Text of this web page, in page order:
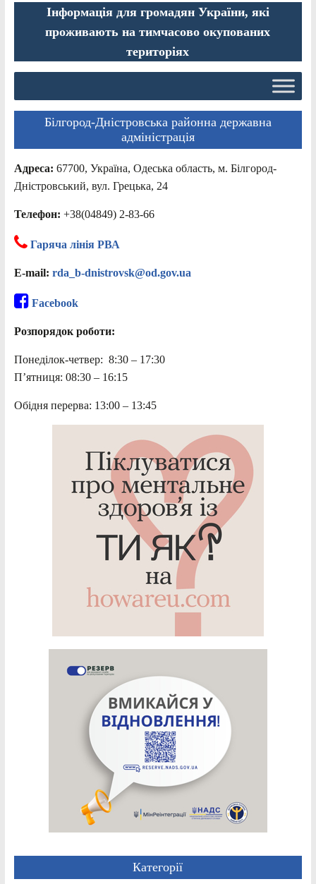
Інформація для громадян України, які
проживають на тимчасово окупованих
територіях
Білгород-Дністровська районна державна
адміністрація
Адреса: 67700, Україна, Одеська область, м. Білгород-
Дністровський, вул. Грецька, 24
Телефон: +38(04849) 2-83-66
Гаряча лінія РВА
E-mail: rda_b-dnistrovsk@od.gov.ua
Facebook
Розпорядок роботи:
Понеділок-четвер: 8:30 – 17:30
П’ятниця: 08:30 – 16:15
Обідня перерва: 13:00 – 13:45
Категорії